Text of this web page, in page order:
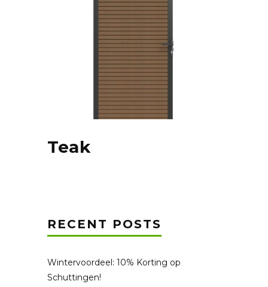
Teak
RECENT POSTS
Wintervoordeel: 10% Korting op
Schuttingen!